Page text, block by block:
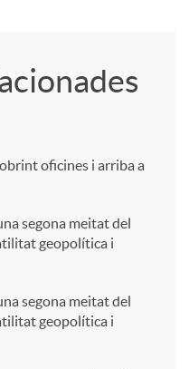
oficines i arriba a
segona meitat del
geopolítica i
segona meitat del
geopolítica i